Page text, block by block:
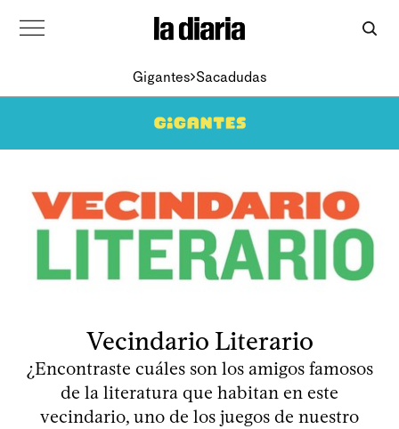
Gigantes Sacadudas
Vecindario Literario
¿Encontraste cuáles son los amigos famosos
de la literatura que habitan en este
vecindario, uno de los juegos de nuestro